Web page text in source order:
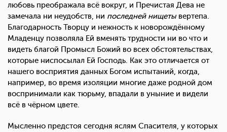
любовь преображала всё вокруг, и Пречистая Дева не
замечала ни неудобств, ни последней нищетывертепа.
Благодарность Творцу и нежность к новорождённому
Младенцу позволяла Ей вменять трудности ни во что и
видеть благой Промысл Божий во всех обстоятельствах,
которые ниспосылал Ей Господь. Как это отличается от
нашего восприятия данных Богом испытаний, когда,
например, во время изоляции многие даже родной дом
воспринимали как тюрьму, впадали в уныние и видели
всё в чёрном цвете.
Мысленно предстоя сегодня яслям Спасителя, у которых